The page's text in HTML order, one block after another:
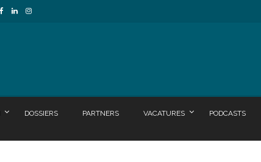
DOSSIERS PARTNERS VACATURES PODCASTS